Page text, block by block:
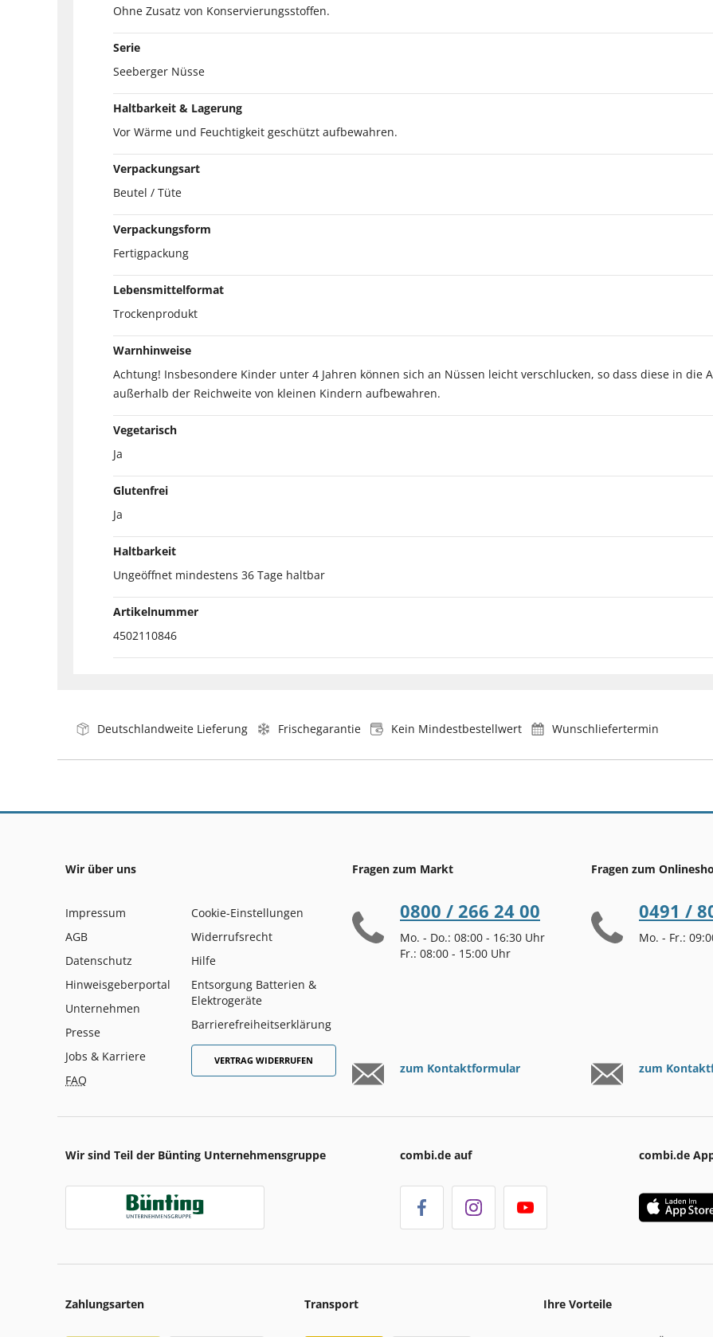
Ohne Zusatz von Konservierungsstoffen.
Serie
Seeberger Nüsse
Haltbarkeit & Lagerung
Vor Wärme und Feuchtigkeit geschützt aufbewahren.
Verpackungsart
Beutel / Tüte
Verpackungsform
Fertigpackung
Lebensmittelformat
Trockenprodukt
Warnhinweise
Achtung! Insbesondere Kinder unter 4 Jahren können sich an Nüssen leicht verschlucken, so dass diese in die
außerhalb der Reichweite von kleinen Kindern aufbewahren.
Vegetarisch
Ja
Glutenfrei
Ja
Haltbarkeit
Ungeöffnet mindestens 36 Tage haltbar
Artikelnummer
4502110846
Deutschlandweite Lieferung Frischegarantie Kein Mindestbestellwert Wunschliefertermin
Wir über uns
Impressum
AGB
Datenschutz
Hinweisgeberportal
Unternehmen
Presse
Jobs & Karriere
FAQ
Cookie-Einstellungen
Widerrufsrecht
Hilfe
Entsorgung Batterien &
Elektrogeräte
Barrierefreiheitserklärung
VERTRAG WIDERRUFEN
Fragen zum Markt
0800 / 266 24 00
Mo. - Do.: 08:00 - 16:30 Uhr
Fr.: 08:00 - 15:00 Uhr
zum Kontaktformular
Fragen zum
0491 /
Mo. - Fr.:
zum
Wir sind Teil der Bünting Unternehmensgruppe combi.de auf combi.de
Zahlungsarten Transport Ihre Vorteile